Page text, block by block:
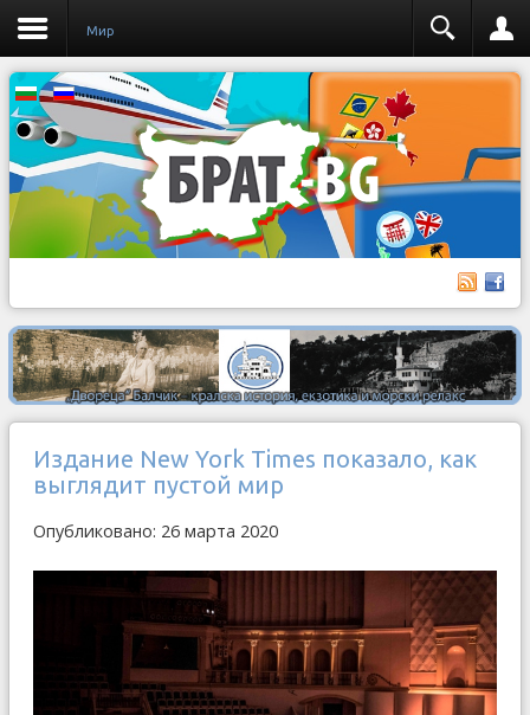
Мир
Издание New York Times показало, как
выглядит пустой мир
Опубликовано: 26 марта 2020